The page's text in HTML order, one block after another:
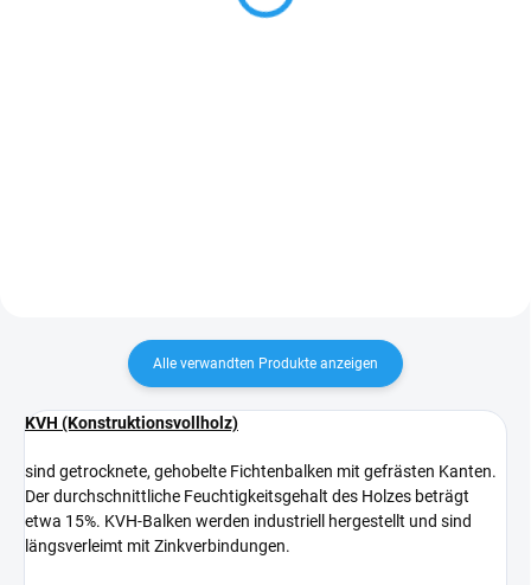
Alle verwandten Produkte anzeigen
KVH (Konstruktionsvollholz)
sind getrocknete, gehobelte Fichtenbalken mit gefrästen Kanten.
Der durchschnittliche Feuchtigkeitsgehalt des Holzes beträgt
etwa 15%. KVH-Balken werden industriell hergestellt und sind
längsverleimt mit Zinkverbindungen.